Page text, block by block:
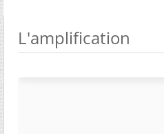
L'amplification